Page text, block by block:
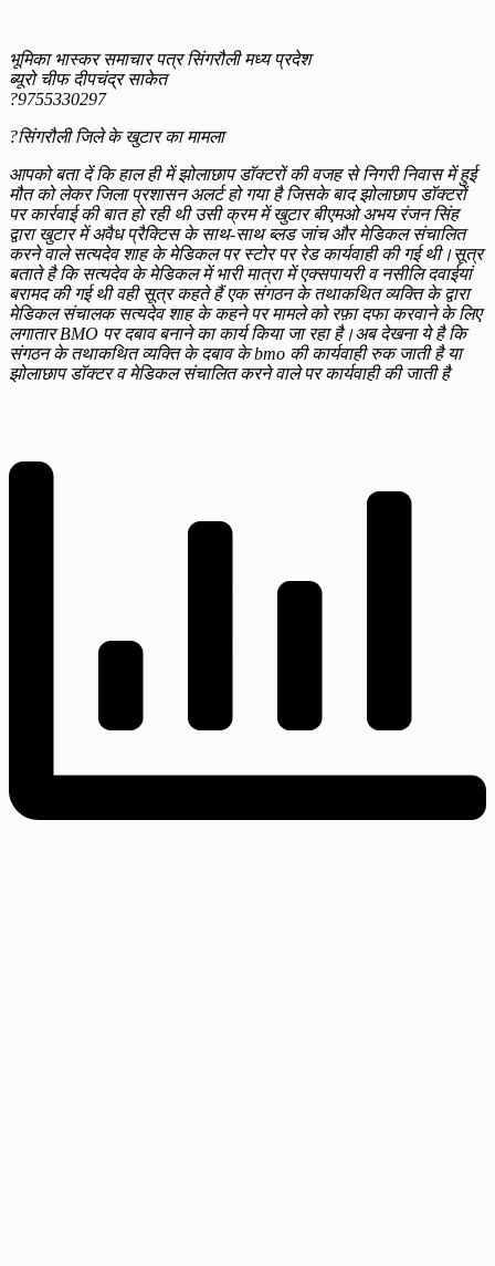
भूमिका भास्कर समाचार पत्र सिंगरौली मध्य प्रदेश
ब्यूरो चीफ दीपचंद्र साकेत
?9755330297
?सिंगरौली जिले के खुटार का मामला
आपको बता दें कि हाल ही में झोलाछाप डॉक्टरों की वजह से निगरी निवास में हुई
मौत को लेकर जिला प्रशासन अलर्ट हो गया है जिसके बाद झोलाछाप डॉक्टरों
पर कार्रवाई की बात हो रही थी उसी क्रम में खुटार बीएमओ अभय रंजन सिंह
द्वारा खुटार में अवैध प्रैक्टिस के साथ-साथ ब्लड जांच और मेडिकल संचालित
करने वाले सत्यदेव शाह के मेडिकल पर स्टोर पर रेड कार्यवाही की गई थी।सूत्र
बताते है कि सत्यदेव के मेडिकल में भारी मात्रा में एक्सपायरी व नसीलि दवाईयां
बरामद की गई थी वही सूत्र कहते हैं एक संगठन के तथाकथित व्यक्ति के द्वारा
मेडिकल संचालक सत्यदेव शाह के कहने पर मामले को रफ़ा दफा करवाने के लिए
लगातार BMO पर दबाव बनाने का कार्य किया जा रहा है।अब देखना ये है कि
संगठन के तथाकथित व्यक्ति के दबाव के bmo की कार्यवाही रुक जाती है या
झोलाछाप डॉक्टर व मेडिकल संचालित करने वाले पर कार्यवाही की जाती है